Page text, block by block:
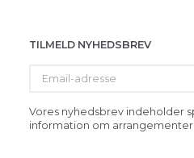
TILMELD NYHEDSBREV
adresse
Vores nyhedsbrev indeholder
information om arrangementer.